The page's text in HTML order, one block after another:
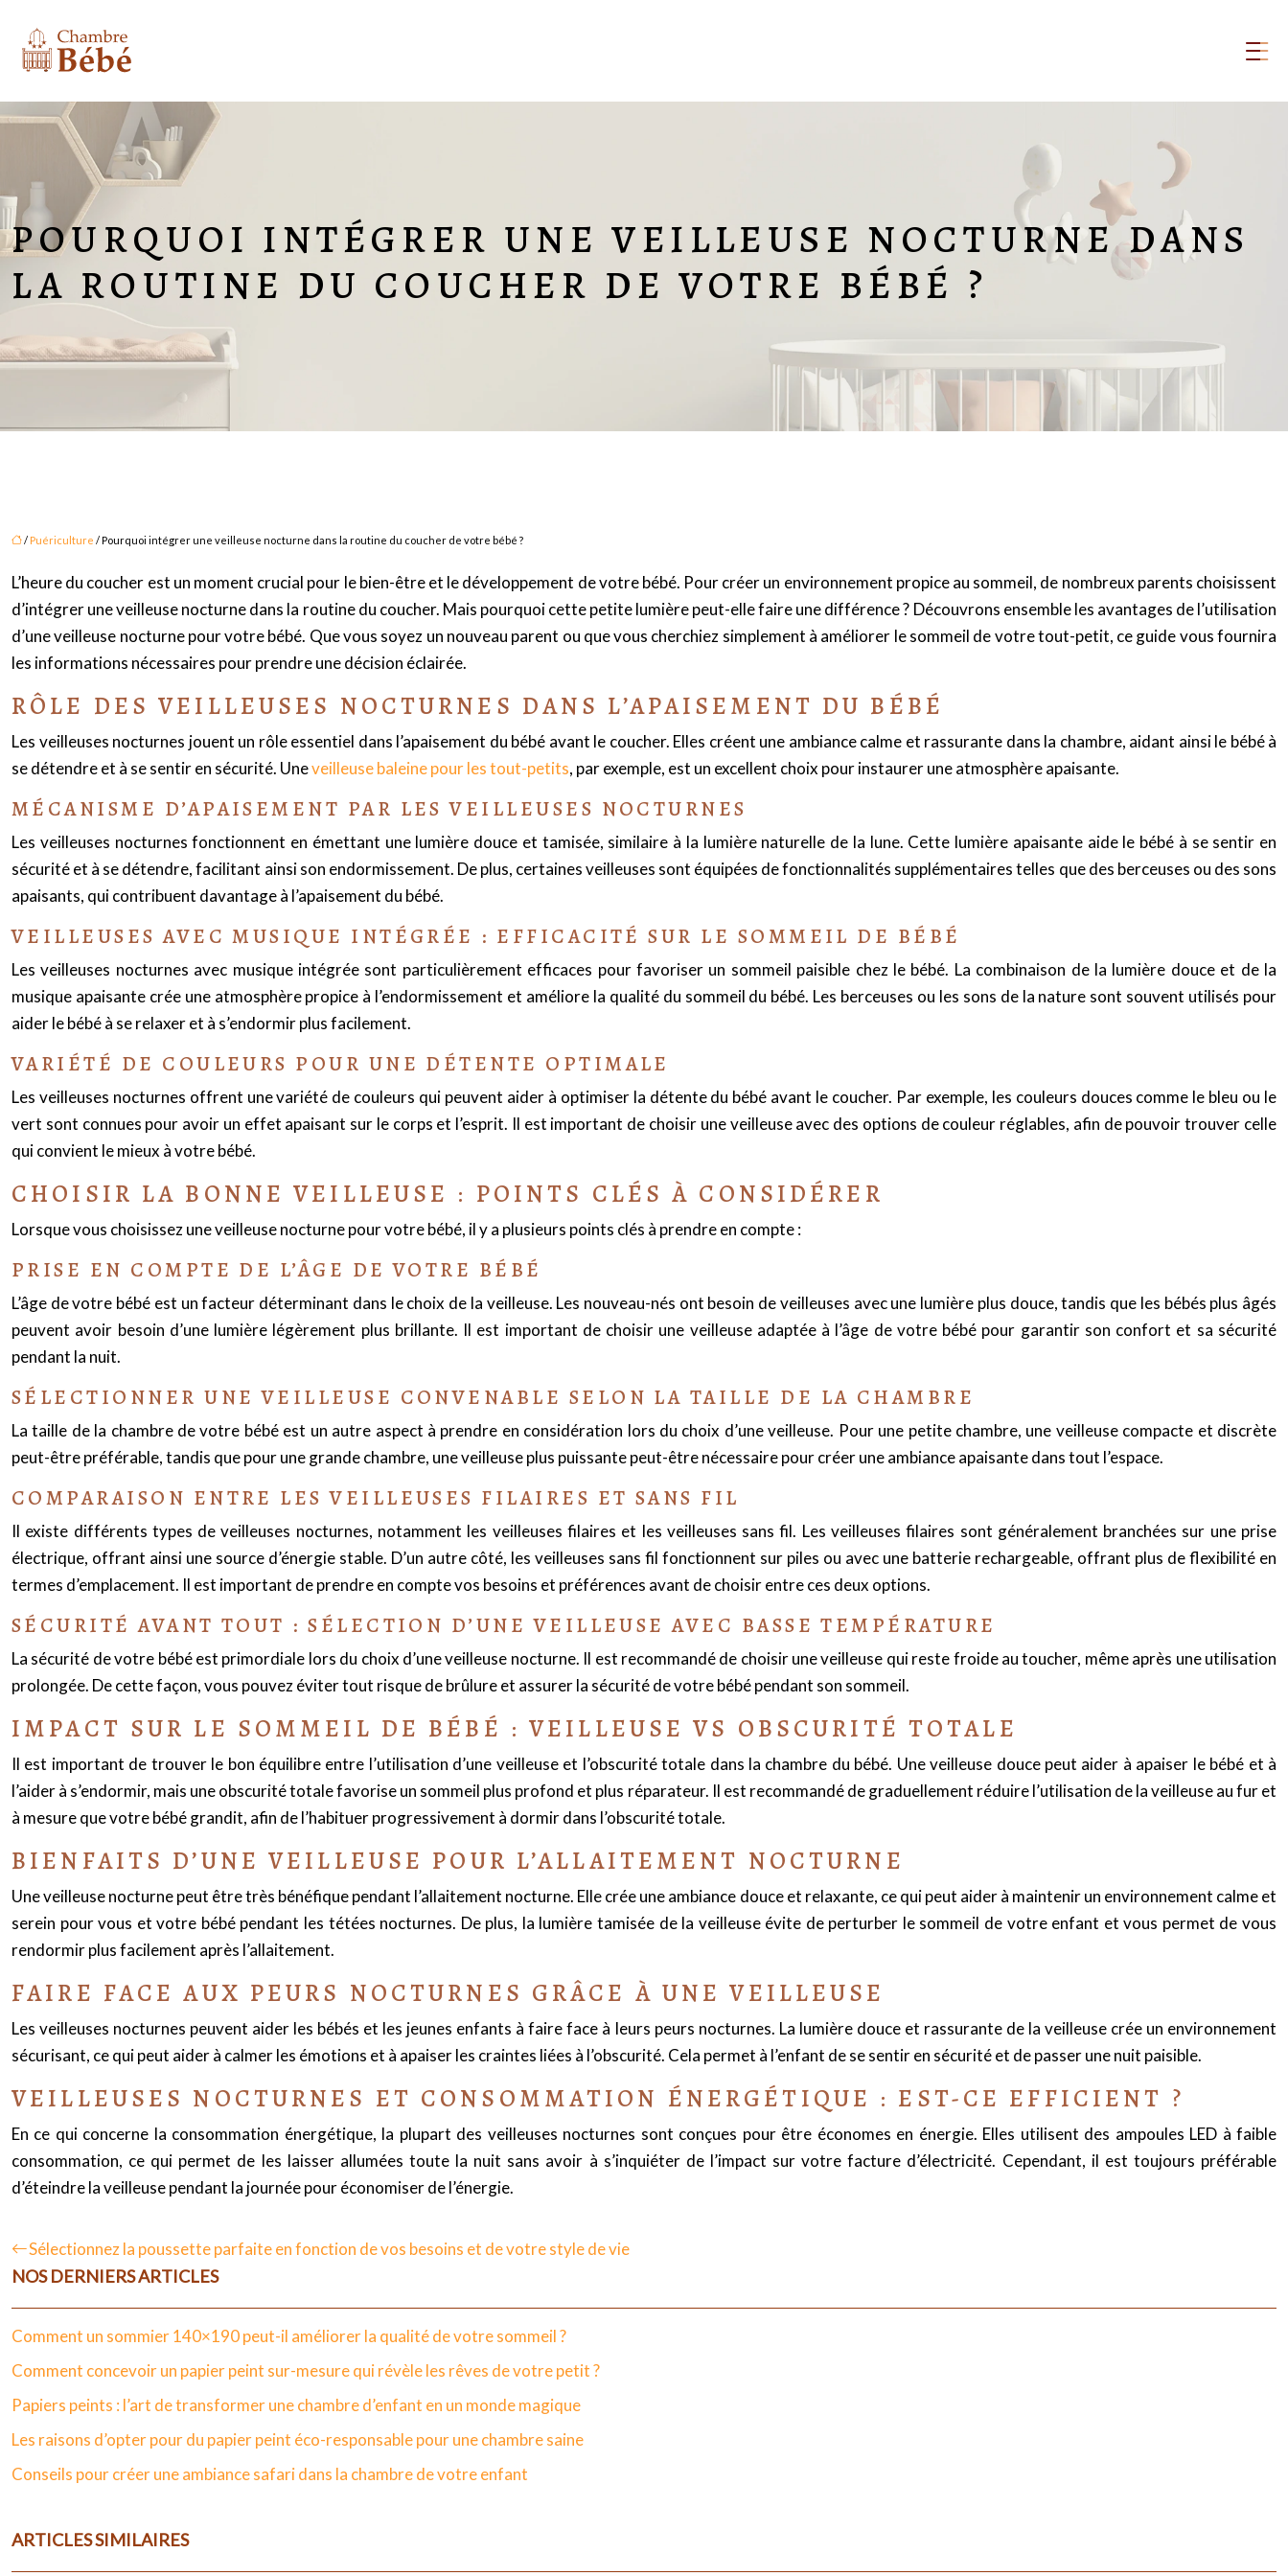
POURQUOI INTÉGRER UNE VEILLEUSE NOCTURNE DANS
LA ROUTINE DU COUCHER DE VOTRE BÉBÉ ?
/ Puériculture / Pourquoi intégrer une veilleuse nocturne dans la routine du coucher de votre bébé ?
L’heure du coucher est un moment crucial pour le bien-être et le développement de votre bébé. Pour créer un environnement propice au sommeil, de nombreux parents choisissent
d’intégrer une veilleuse nocturne dans la routine du coucher. Mais pourquoi cette petite lumière peut-elle faire une différence ? Découvrons ensemble les avantages de l’utilisation
d’une veilleuse nocturne pour votre bébé. Que vous soyez un nouveau parent ou que vous cherchiez simplement à améliorer le sommeil de votre tout-petit, ce guide vous fournira
les informations nécessaires pour prendre une décision éclairée.
RÔLE DES VEILLEUSES NOCTURNES DANS L’APAISEMENT DU BÉBÉ
Les veilleuses nocturnes jouent un rôle essentiel dans l’apaisement du bébé avant le coucher. Elles créent une ambiance calme et rassurante dans la chambre, aidant ainsi le bébé à
se détendre et à se sentir en sécurité. Uneveilleuse baleine pour les tout-petits, par exemple, est un excellent choix pour instaurer une atmosphère apaisante.
MÉCANISME D’APAISEMENT PAR LES VEILLEUSES NOCTURNES
Les veilleuses nocturnes fonctionnent en émettant une lumière douce et tamisée, similaire à la lumière naturelle de la lune. Cette lumière apaisante aide le bébé à se sentir en
sécurité et à se détendre, facilitant ainsi son endormissement. De plus, certaines veilleuses sont équipées de fonctionnalités supplémentaires telles que des berceuses ou des sons
apaisants, qui contribuent davantage à l’apaisement du bébé.
VEILLEUSES AVEC MUSIQUE INTÉGRÉE : EFFICACITÉ SUR LE SOMMEIL DE BÉBÉ
Les veilleuses nocturnes avec musique intégrée sont particulièrement efficaces pour favoriser un sommeil paisible chez le bébé. La combinaison de la lumière douce et de la
musique apaisante crée une atmosphère propice à l’endormissement et améliore la qualité du sommeil du bébé. Les berceuses ou les sons de la nature sont souvent utilisés pour
aider le bébé à se relaxer et à s’endormir plus facilement.
VARIÉTÉ DE COULEURS POUR UNE DÉTENTE OPTIMALE
Les veilleuses nocturnes offrent une variété de couleurs qui peuvent aider à optimiser la détente du bébé avant le coucher. Par exemple, les couleurs douces comme le bleu ou le
vert sont connues pour avoir un effet apaisant sur le corps et l’esprit. Il est important de choisir une veilleuse avec des options de couleur réglables, afin de pouvoir trouver celle
qui convient le mieux à votre bébé.
CHOISIR LA BONNE VEILLEUSE : POINTS CLÉS À CONSIDÉRER
Lorsque vous choisissez une veilleuse nocturne pour votre bébé, il y a plusieurs points clés à prendre en compte :
PRISE EN COMPTE DE L’ÂGE DE VOTRE BÉBÉ
L’âge de votre bébé est un facteur déterminant dans le choix de la veilleuse. Les nouveau-nés ont besoin de veilleuses avec une lumière plus douce, tandis que les bébés plus âgés
peuvent avoir besoin d’une lumière légèrement plus brillante. Il est important de choisir une veilleuse adaptée à l’âge de votre bébé pour garantir son confort et sa sécurité
pendant la nuit.
SÉLECTIONNER UNE VEILLEUSE CONVENABLE SELON LA TAILLE DE LA CHAMBRE
La taille de la chambre de votre bébé est un autre aspect à prendre en considération lors du choix d’une veilleuse. Pour une petite chambre, une veilleuse compacte et discrète
peut-être préférable, tandis que pour une grande chambre, une veilleuse plus puissante peut-être nécessaire pour créer une ambiance apaisante dans tout l’espace.
COMPARAISON ENTRE LES VEILLEUSES FILAIRES ET SANS FIL
Il existe différents types de veilleuses nocturnes, notamment les veilleuses filaires et les veilleuses sans fil. Les veilleuses filaires sont généralement branchées sur une prise
électrique, offrant ainsi une source d’énergie stable. D’un autre côté, les veilleuses sans fil fonctionnent sur piles ou avec une batterie rechargeable, offrant plus de flexibilité en
termes d’emplacement. Il est important de prendre en compte vos besoins et préférences avant de choisir entre ces deux options.
SÉCURITÉ AVANT TOUT : SÉLECTION D’UNE VEILLEUSE AVEC BASSE TEMPÉRATURE
La sécurité de votre bébé est primordiale lors du choix d’une veilleuse nocturne. Il est recommandé de choisir une veilleuse qui reste froide au toucher, même après une utilisation
prolongée. De cette façon, vous pouvez éviter tout risque de brûlure et assurer la sécurité de votre bébé pendant son sommeil.
IMPACT SUR LE SOMMEIL DE BÉBÉ : VEILLEUSE VS OBSCURITÉ TOTALE
Il est important de trouver le bon équilibre entre l’utilisation d’une veilleuse et l’obscurité totale dans la chambre du bébé. Une veilleuse douce peut aider à apaiser le bébé et à
l’aider à s’endormir, mais une obscurité totale favorise un sommeil plus profond et plus réparateur. Il est recommandé de graduellement réduire l’utilisation de la veilleuse au fur et
à mesure que votre bébé grandit, afin de l’habituer progressivement à dormir dans l’obscurité totale.
BIENFAITS D’UNE VEILLEUSE POUR L’ALLAITEMENT NOCTURNE
Une veilleuse nocturne peut être très bénéfique pendant l’allaitement nocturne. Elle crée une ambiance douce et relaxante, ce qui peut aider à maintenir un environnement calme et
serein pour vous et votre bébé pendant les tétées nocturnes. De plus, la lumière tamisée de la veilleuse évite de perturber le sommeil de votre enfant et vous permet de vous
rendormir plus facilement après l’allaitement.
FAIRE FACE AUX PEURS NOCTURNES GRÂCE À UNE VEILLEUSE
Les veilleuses nocturnes peuvent aider les bébés et les jeunes enfants à faire face à leurs peurs nocturnes. La lumière douce et rassurante de la veilleuse crée un environnement
sécurisant, ce qui peut aider à calmer les émotions et à apaiser les craintes liées à l’obscurité. Cela permet à l’enfant de se sentir en sécurité et de passer une nuit paisible.
VEILLEUSES NOCTURNES ET CONSOMMATION ÉNERGÉTIQUE : EST-CE EFFICIENT ?
En ce qui concerne la consommation énergétique, la plupart des veilleuses nocturnes sont conçues pour être économes en énergie. Elles utilisent des ampoules LED à faible
consommation, ce qui permet de les laisser allumées toute la nuit sans avoir à s’inquiéter de l’impact sur votre facture d’électricité. Cependant, il est toujours préférable
d’éteindre la veilleuse pendant la journée pour économiser de l’énergie.
Sélectionnez la poussette parfaite en fonction de vos besoins et de votre style de vie
NOS DERNIERS ARTICLES
Comment un sommier 140×190 peut-il améliorer la qualité de votre sommeil ?
Comment concevoir un papier peint sur-mesure qui révèle les rêves de votre petit ?
Papiers peints : l’art de transformer une chambre d’enfant en un monde magique
Les raisons d’opter pour du papier peint éco-responsable pour une chambre saine
Conseils pour créer une ambiance safari dans la chambre de votre enfant
ARTICLES SIMILAIRES